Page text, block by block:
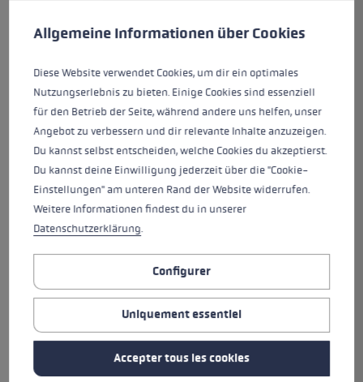
sportifs amateurs ambitieux. Il
Shark, une technologie de
poignée-dragonne développée à
100 % pour le ski de fond. La
poignée garantit une connexion
parfaite entre la main et le
bâton et offre un guidage, une
maîtrise et une transmission de
force précis. Il se clipse en
quelques secondes grâce à la
facilement que jamais grâce au
bouton de libération rapide. La
Speed Shape adaptée assure un
guidage précis des bâtons lors de
mouvements rapides. Grâce au
système de changement Fin
This website uses cookies to give you the best possible experience.
Allgemeine Informationen über Cookies
Diese Website verwendet Cookies, um dir ein optimales
Nutzungserlebnis zu bieten. Einige Cookies sind essenziell
für den Betrieb der Seite, während andere uns helfen, unser
Angebot zu verbessern und dir relevante Inhalte anzuzeigen.
Du kannst selbst entscheiden, welche Cookies du akzeptierst.
Du kannst deine Einwilligung jederzeit über die "Cookie-
Einstellungen" am unteren Rand der Website widerrufen.
Weitere Informationen findest du in unserer
Datenschutzerklärung.
Configurer
Uniquement essentiel
Accepter tous les cookies